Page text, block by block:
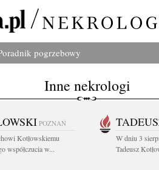
pogrzebowy
Inne nekrologi
POZNAŃ
Kotłowskiemu
współczucia w...
W dniu 3
Tadeusz